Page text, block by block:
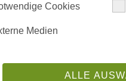
Cookies
Medien
ALLE